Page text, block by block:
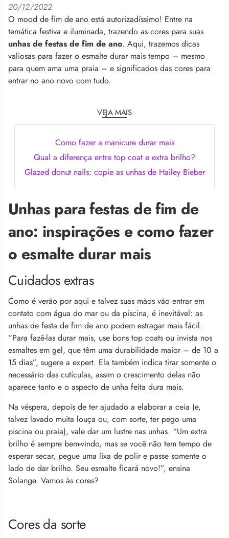
20/12/2022
O mood de fim de ano está autorizadíssimo! Entre na
temática festiva e iluminada, trazendo as cores para suas
unhas de festas de fim de ano. Aqui, trazemos dicas
valiosas para fazer o esmalte durar mais tempo – mesmo
para quem ama uma praia – e significados das cores para
entrar no ano novo com tudo.
VEJA MAIS
Como fazer a manicure durar mais
Qual a diferença entre top coat e extra brilho?
Glazed donut nails: copie as unhas de Hailey Bieber
Unhas para festas de fim de
ano: inspirações e como fazer
o esmalte durar mais
Cuidados extras
Como é verão por aqui e talvez suas mãos vão entrar em
contato com água do mar ou da piscina, é inevitável: as
unhas de festa de fim de ano podem estragar mais fácil.
“Para fazê-las durar mais, use bons top coats ou invista nos
esmaltes em gel, que têm uma durabilidade maior – de 10 a
15 dias”, sugere a expert. Ela também indica tirar somente o
necessário das cutículas, assim o crescimento delas não
aparece tanto e o aspecto de unha feita dura mais.
Na véspera, depois de ter ajudado a elaborar a ceia (e,
talvez lavado muita louça ou, com sorte, ter pego uma
piscina ou praia), vale dar um lustre nas unhas. “Um extra
brilho é sempre bem-vindo, mas se você não tem tempo de
esperar secar, pegue uma lixa de polir e passe somente o
lado de dar brilho. Seu esmalte ficará novo!”, ensina
Solange. Vamos às cores?
Cores da sorte